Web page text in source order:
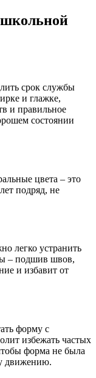
срок службы
и глажке,
и правильное
состоянии
цвета – это
подряд, не
легко устранить
– подшив швов,
и избавит от
форму с
избежать частых
форма не была
движению.